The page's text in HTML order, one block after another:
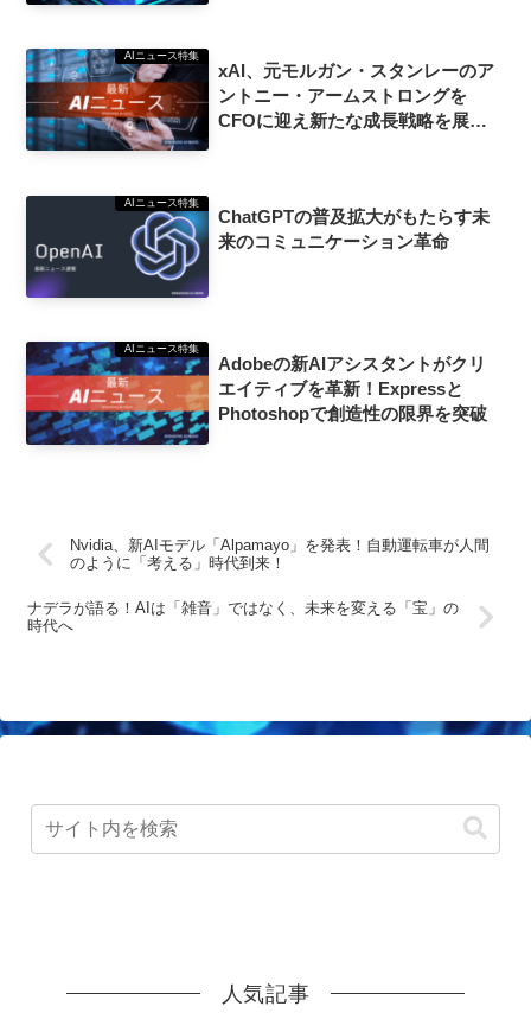
AIニュース特集
xAI、元モルガン・スタンレーのア
ントニー・アームストロングを
CFOに迎え新たな成長戦略を展
AIニュース特集
ChatGPTの普及拡大がもたらす未
来のコミュニケーション革命
AIニュース特集
Adobeの新AIアシスタントがクリ
エイティブを革新！Expressと
Photoshopで創造性の限界を突破
Nvidia、新AIモデル「Alpamayo」を発表！自動運転車が人間
のように「考える」時代到来！
ナデラが語る！AIは「雑音」ではなく、未来を変える「宝」の
時代へ
人気記事